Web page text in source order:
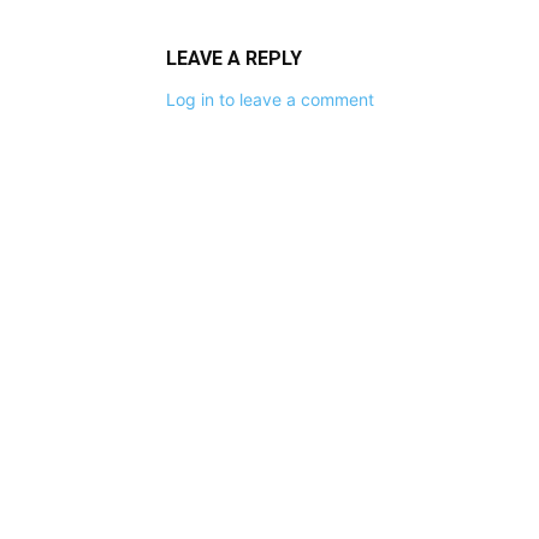
LEAVE A REPLY
Log in to leave a comment